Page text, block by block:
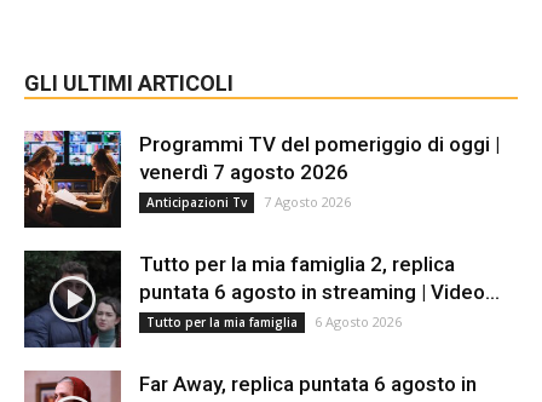
GLI ULTIMI ARTICOLI
Programmi TV del pomeriggio di oggi |
venerdì 7 agosto 2026
Anticipazioni Tv 7 Agosto 2026
Tutto per la mia famiglia 2, replica
puntata 6 agosto in streaming | Video...
Tutto per la mia famiglia 6 Agosto 2026
Far Away, replica puntata 6 agosto in